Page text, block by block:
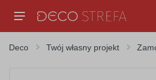
Deco Twój własny projekt